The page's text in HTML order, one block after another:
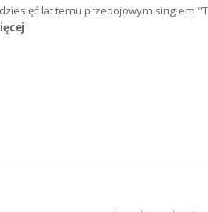
lat temu przebojowym singlem